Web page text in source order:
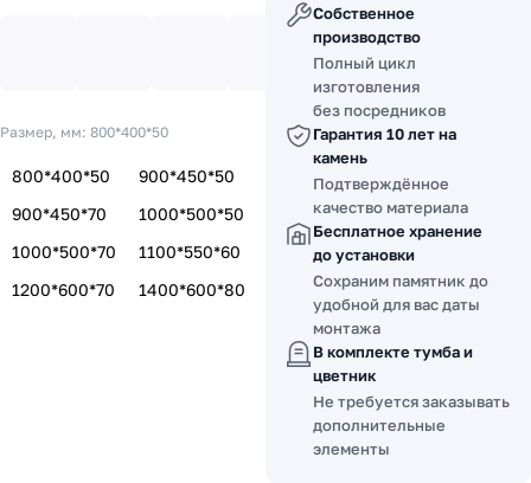
Размер, мм: 800*400*50
800*400*50
900*450*50
900*450*70
1000*500*50
1000*500*70
1100*550*60
1200*600*70
1400*600*80
Собственное
производство
Полный цикл
изготовления
без посредников
Гарантия 10 лет на
камень
Подтверждённое
качество материала
Бесплатное хранение
до установки
Сохраним памятник до
удобной для вас даты
монтажа
В комплекте тумба и
цветник
Не требуется заказывать
дополнительные
элементы